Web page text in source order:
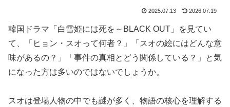
2025.07.13 2026.07.19
韓国ドラマ「白雪姫には死を～BLACK OUT」を見てい
て、「ヒョン・スオって何者？」「スオの絵にはどんな意
味があるの？」「事件の真相とどう関係している？」と気
になった方は多いのではないでしょうか。
スオは登場人物の中でも謎が多く、物語の核心を理解する